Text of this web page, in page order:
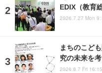
EDIX（教育
2026.7.27 Mon
まちのこど
究の未来を
2026.8.7 Fri 16:15